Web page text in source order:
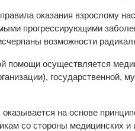
оказания взрослому
прогрессирующими
возможности
помощи осуществляется
государственной,
на основе
со стороны медицинских и